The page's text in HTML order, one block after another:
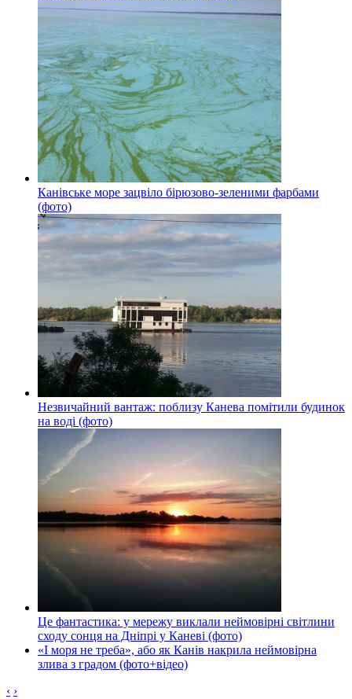
Канівське море зацвіло бірюзово-зеленими фарбами
(фото)
Незвичайний вантаж: поблизу Канева помітили будинок
на воді (фото)
Це фантастика: у мережу виклали неймовірні світлини
сходу сонця на Дніпрі у Каневі (фото)
«І моря не треба», або як Канів накрила неймовірна
злива з градом (фото+відео)
‹ ›